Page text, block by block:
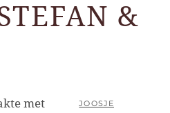
&
met
POSTED
BY
JOOSJE